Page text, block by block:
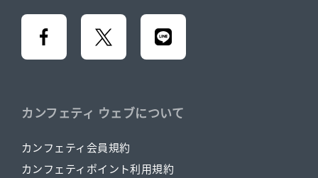
カンフェティ ウェブについて
カンフェティ会員規約
カンフェティポイント利用規約